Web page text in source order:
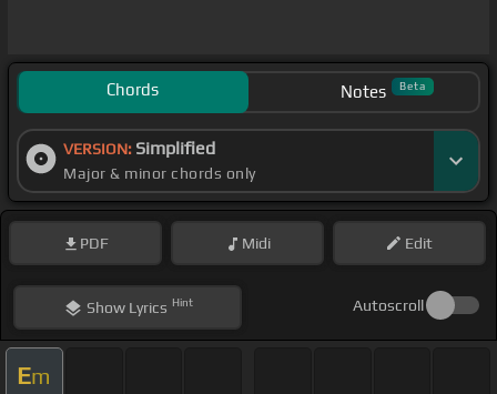
Chords Notes Beta
VERSION: Simplified
Major & minor chords only
PDF Midi Edit
ShowLyrics Hint Autoscroll
Em